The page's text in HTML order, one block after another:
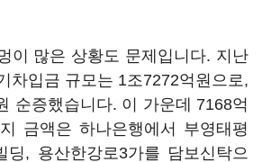
이 많은 상황도 문제입니다. 지난
차입금 규모는 1조7272억원으로,
순증했습니다. 이 가운데 7168억
금액은 하나은행에서 부영태평
딩, 용산한강로3가를 담보신탁으